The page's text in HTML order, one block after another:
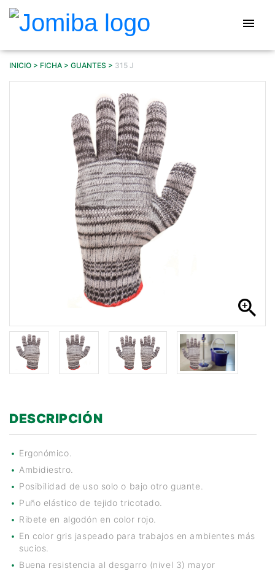
Pasar
principal
menu
INICIO FICHA GUANTES 315 J
zoom_in
DESCRIPCIÓN
Ergonómico.
Ambidiestro.
Posibilidad de uso solo o bajo otro guante.
Puño elástico de tejido tricotado.
Ribete en algodón en color rojo.
En color gris jaspeado para trabajos en ambientes más
sucios.
Buena resistencia al desgarro (nivel 3) mayor